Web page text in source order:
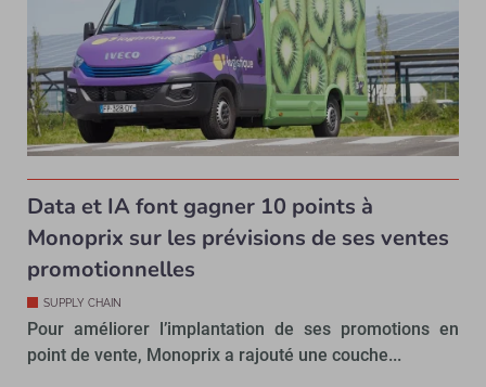
Data et IA font gagner 10 points à
Monoprix sur les prévisions de ses ventes
promotionnelles
SUPPLY CHAIN
Pour améliorer l’implantation de ses promotions en
point de vente, Monoprix a rajouté une couche...